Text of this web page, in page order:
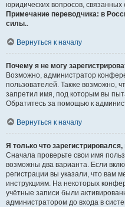
юридических вопросов,
Примечание переводчика: в
силы..
Вернуться к началу
Почему я не могу
Возможно, администратор
пользователей. Также возможно,
запретил имя, под которым вы
Обратитесь за помощью к
Вернуться к началу
Я только что зарегистрировался,
Сначала проверьте свои имя
возможны два варианта. Если
регистрации вы указали, что вам
инструкциям. На некоторых
учётные записи были
администратором до входа в